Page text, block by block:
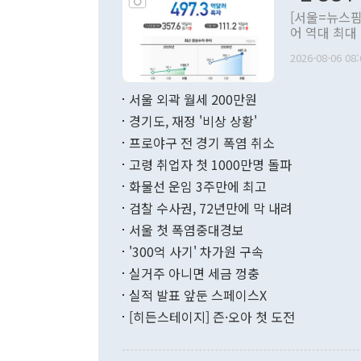
관의 대북
관 부처 장
관의 무리한
다. [정동영 통일부 장관이 지난달 23일 오후 서울 종로구 정부서울청사에
무너졌다고
함께 4자 대
"우리의 선
관은 업무
[서울=뉴스
어 역대 최
료=한국은행] 한국은행이 6일 발표한 '2026년 6월 국제수지(잠정)'
며 월간 기
196.9% 급
수출은
기록했지만
로 전환됐다.
는 배당수입
2026-08-06
서울 외곽 월세 200만원
경기도, 재정 '비상 상황'
프로야구 전 경기 폭염 취소
고령 취업자 첫 1000만명 돌파
화물선 운임 3주만에 최고
검찰 수사권, 72년만에 막 내려
서울 첫 폭염중대경보
'300억 사기' 차가원 구속
실거주 아니면 세금 껑충
실적 발표 앞둔 스페이스X
[히든스테이지] 즌·오아 첫 도전